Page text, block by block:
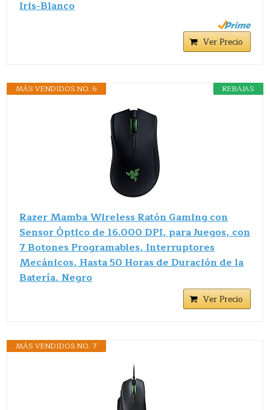
Iris-Blanco
Ver Precio
REBAJAS
MÁS VENDIDOS NO. 6
Razer Mamba Wireless Ratón Gaming con
Sensor Óptico de 16.000 DPI, para Juegos, con
7 Botones Programables, Interruptores
Mecánicos, Hasta 50 Horas de Duración de la
Batería, Negro
Ver Precio
MÁS VENDIDOS NO. 7